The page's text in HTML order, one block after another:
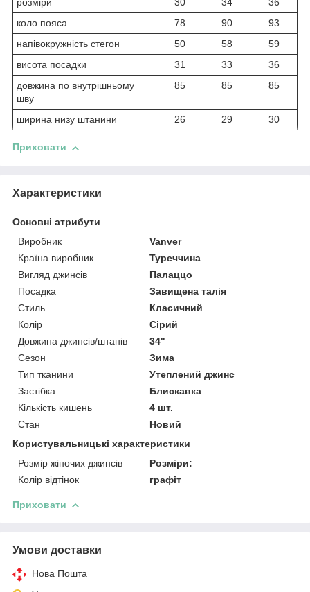
розміри 30 34
36
коло пояса
78 90
93
напівокружність стегон
50 58
59
висота посадки
31 33
36
довжина по внутрішньому
шву
85 85 85
ширина низу штанини 26 29 30
Приховати
Характеристики
Основні атрибути
Виробник
Vanver
Країна виробник
Туреччина
Вигляд джинсів
Палаццо
Посадка
Завищена талія
Стиль
Класичний
Колір
Сірий
Довжина джинсів/штанів
34"
Сезон
Зима
Тип тканини
Утеплений джинс
Застібка
Блискавка
Кількість кишень
4 шт.
Стан
Новий
Користувальницькі характеристики
Розмір жіночих джинсів
Розміри:
Колір відтінок
графіт
Приховати
Умови доставки
Нова Пошта